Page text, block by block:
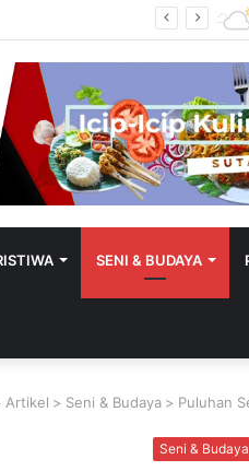
SENI & BUDAYA
Artikel > Seni & Budaya > Puluhan
Seni & Budaya